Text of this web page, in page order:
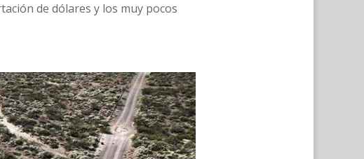
de dólares y los muy pocos